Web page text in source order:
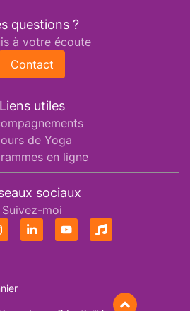
questions ?
à votre écoute
Contact
Liens utiles
de Yoga
en ligne
sociaux
Suivez-moi